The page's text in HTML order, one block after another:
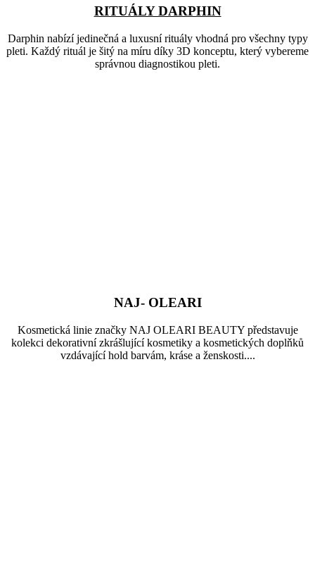
RITUÁLY DARPHIN
Darphin nabízí jedinečná a luxusní rituály vhodná pro všechny typy
pleti. Každý rituál je šitý na míru díky 3D konceptu, který vybereme
správnou diagnostikou pleti.
NAJ- OLEARI
Kosmetická linie značky NAJ OLEARI BEAUTY představuje
kolekci dekorativní zkrášlující kosmetiky a kosmetických doplňků
vzdávající hold barvám, kráse a ženskosti....